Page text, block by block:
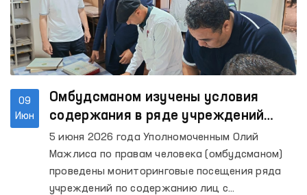
также городов Самарканда и Каттакургана,
Нурабадский и Каттакурганский межрайонные
пункты оказания медицинской помощи лицам,
находящимся в состоянии опьянения
филиал Республиканского
специализированного научно-практического
медицинского центра психического здоровья
по психиатрической службе, расположенный в
дома-интернаты «Мурувват» для лиц с
09
Июн
Омбудсманом изучены условия
содержания в ряде учреждений
Ферганской области
5 июня 2026 года Уполномоченным Олий
Мажлиса по правам человека (омбудсманом)
проведены мониторинговые посещения ряда
учреждений по содержанию лиц с